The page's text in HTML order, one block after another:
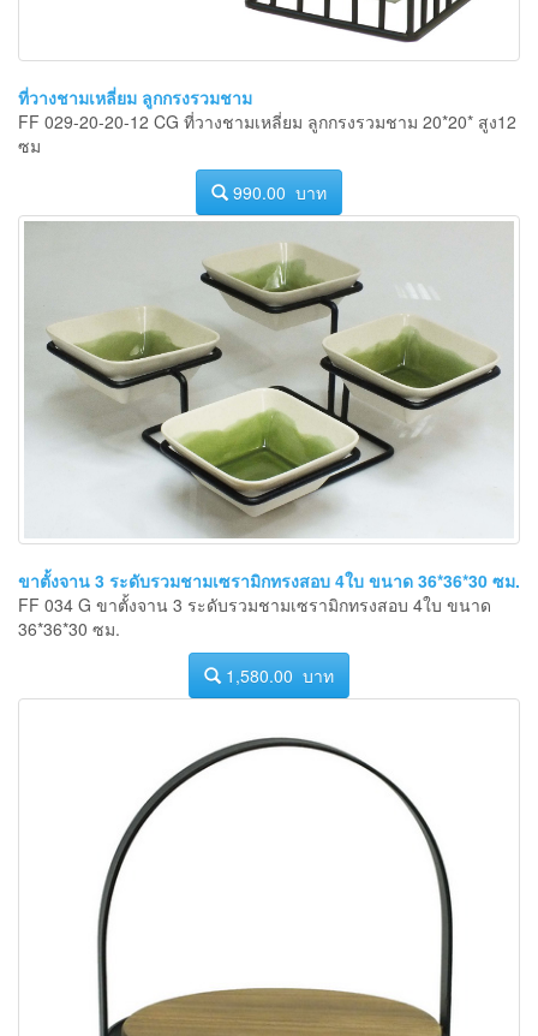
ที่วางชามเหลี่ยม ลูกกรงรวมชาม
FF 029-20-20-12 CG ที่วางชามเหลี่ยม ลูกกรงรวมชาม 20*20* สูง12
ซม
990.00 บาท
ขาตั้งจาน 3 ระดับรวมชามเซรามิกทรงสอบ 4ใบ ขนาด 36*36*30 ซม.
FF 034 G ขาตั้งจาน 3 ระดับรวมชามเซรามิกทรงสอบ 4ใบ ขนาด
36*36*30 ซม.
1,580.00 บาท